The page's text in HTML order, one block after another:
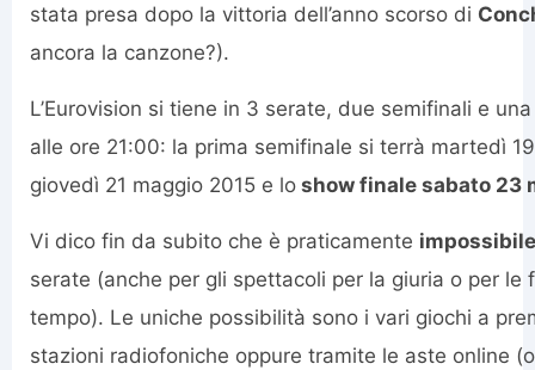
stata presa dopo la vittoria dell’anno scorso di
ancora la canzone?).
L’Eurovision si tiene in 3 serate, due semifinali e
alle ore 21:00: la prima semifinale si terrà martedì
giovedì 21 maggio 2015 e lo show finale sabato 23
Vi dico fin da subito che è praticamente
serate (anche per gli spettacoli per la giuria o per le
tempo). Le uniche possibilità sono i vari giochi a
stazioni radiofoniche oppure tramite le aste online